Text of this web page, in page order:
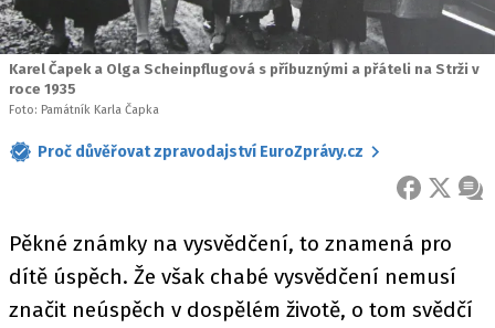
Karel Čapek a Olga Scheinpflugová s příbuznými a přáteli na Strži v
roce 1935
Foto: Památník Karla Čapka
Proč důvěřovat zpravodajství EuroZprávy.cz
FACEBOOK
X
Pěkné známky na vysvědčení, to znamená pro
dítě úspěch. Že však chabé vysvědčení nemusí
značit neúspěch v dospělém životě, o tom svědčí